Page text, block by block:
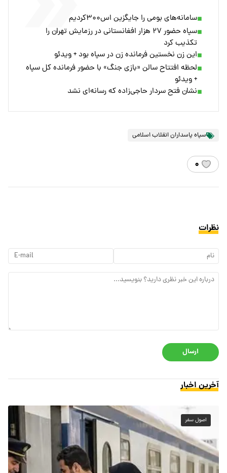
سامانه‌های بومی را جایگزین اس۳۰۰کردیم
سپاه حضور ۲۷ هزار افغانستانی در رزمایش تهران را
تکذیب کرد
این زن نخستین فرمانده زن در سپاه بود + ویدئو
لحظه افتتاح سالن «بازی‌ جنگ» با حضور فرمانده کل سپاه
+ ویدئو
نشان فتح سردار حاجی‌زاده که رسانه‌ای نشد
سپاه پاسداران انقلاب اسلامی
۰
نظرات
ارسال
آخرین اخبار
اصول سفر